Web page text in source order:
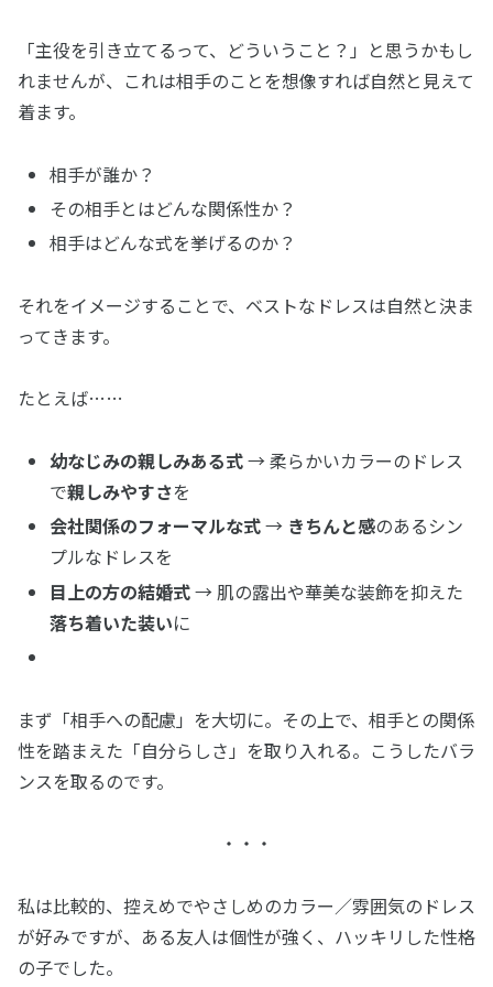
「主役を引き立てるって、どういうこと？」と思うかもし
れませんが、これは相手のことを想像すれば自然と見えて
着ます。
相手が誰か？
その相手とはどんな関係性か？
相手はどんな式を挙げるのか？
それをイメージすることで、ベストなドレスは自然と決ま
ってきます。
たとえば……
幼なじみの親しみある式→ 柔らかいカラーのドレス
で親しみやすさを
会社関係のフォーマルな式→ きちんと感のあるシン
プルなドレスを
目上の方の結婚式→ 肌の露出や華美な装飾を抑えた
落ち着いた装いに
まず「相手への配慮」を大切に。その上で、相手との関係
性を踏まえた「自分らしさ」を取り入れる。こうしたバラ
ンスを取るのです。
・・・
私は比較的、控えめでやさしめのカラー／雰囲気のドレス
が好みですが、ある友人は個性が強く、ハッキリした性格
の子でした。